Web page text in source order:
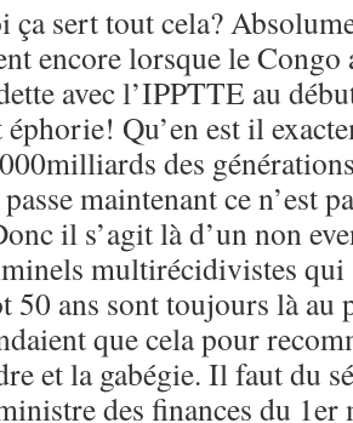
ça sert tout cela?
encore lorsque le Congo
avec l’IPPTTE au
éphorie! Qu’en est il
des
maintenant ce n’est
il s’agit là d’un non
multirécidivistes qui
50 ans sont toujours là au
que cela pour
et la gabégie. Il faut du
des finances du